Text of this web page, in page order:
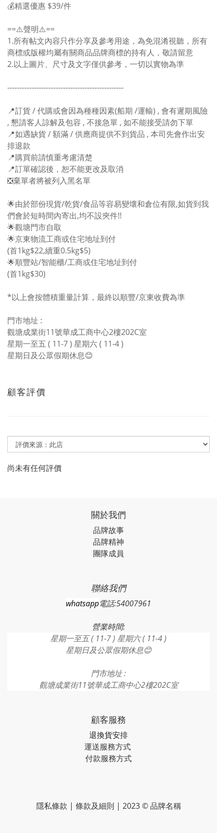
💰精選優惠 $39/件
==⚠️聲明⚠️==
1.所有帖文內容只作分享及參考用途，為免混淆視聽，所有
商標或版權均屬有關商品品牌商標的持有人，敬請留意
2.以上圖片、尺寸及文字僅供參考，一切以實物為準
------------------------------------------------
📍訂貨 / 代購或會因為種種因素(船期 /運輸) , 會有遲期風險
, 懇請客人諒解及包容 , 不接急單 , 如不能接受請勿下單
📍如遇缺貨 / 額滿 / 供應商提供不到貨品 , 本司先會作出安
排退款
📍購買前請慎重考慮清楚
📍訂單確認後，恕不能更改及取消
❎棄單者將被列入黑名單
🌟由於部份現貨/乾貨/食品等容易變壞和倉位有限,如貨到我
們會於短時間內寄出,均不設夾件!!
🌟觀塘門市自取
🌟京東物流工商或住宅地址到付
(首1kg$22,續重0.5kg$5)
🌟順豐站/智能櫃/工商或住宅地址到付
(首1kg$30)
*以上會按體積重量計算，最終以順豐/京東收費為準
門市地址 :
觀塘成業街11號華成工商中心2樓202C室
星期一至五 ( 11-7 ) 星期六 ( 11-4 )
星期日及公眾假期休息😊
顧客評價
尚未有任何評價
關於我們
品牌故事
品牌精神
團隊成員
聯絡我們
whatsapp電話:54007961
營業時間:
星期一至五 ( 11-7 ) 星期六 ( 11-4 )
星期日及公眾假期休息😊
門市地址 :
觀塘成業街11號華成工商中心2樓202C室
顧客服務
退換貨安排
運送服務方式
付款服務方式​​​
隱私條款 | 條款及細則 | 2023 © 品牌名稱